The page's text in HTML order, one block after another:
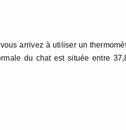
arrivez à utiliser un
du chat est située entre